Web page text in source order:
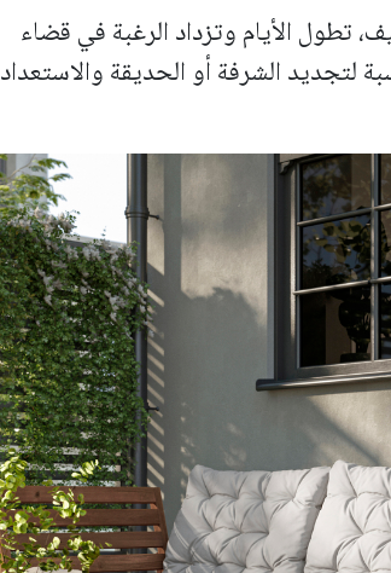
تطول الأيام وتزداد الرغبة في قضاء
لتجديد الشرفة أو الحديقة والاستعداد